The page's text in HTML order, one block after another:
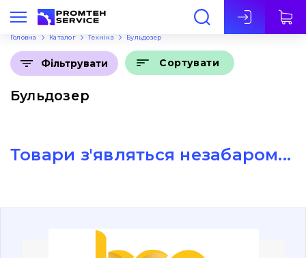
Укр
Головна Каталог Техніка Бульдозер
Бульдозер
Фільтрувати Сортувати
Товари з'являться незабаром...